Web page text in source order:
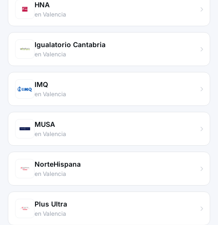
HNA
en Valencia
Igualatorio Cantabria
en Valencia
IMQ
en Valencia
MUSA
en Valencia
NorteHispana
en Valencia
Plus Ultra
en Valencia